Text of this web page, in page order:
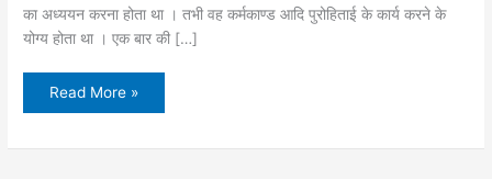
का अध्ययन करना होता था । तभी वह कर्मकाण्ड आदि पुरोहिताई के कार्य करने के
योग्य होता था । एक बार की […]
पाप
|
Read More »